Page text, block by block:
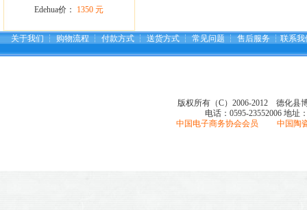
Edehua价：
1350 元
关于我们 ┆ 购物流程 ┆ 付款方式 ┆ 送货方式 ┆ 常见问题 ┆ 售后服务 ┆ 联系我
版权所有（C）2006-2012 德化县
电话：0595-23552006 地址
中国电子商务协会会员 中国陶